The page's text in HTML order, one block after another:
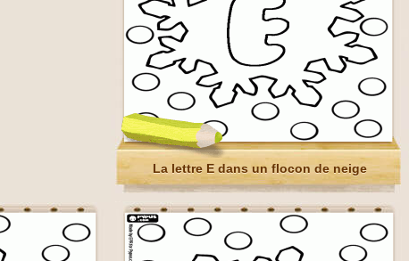
La lettre E dans un flocon de neige